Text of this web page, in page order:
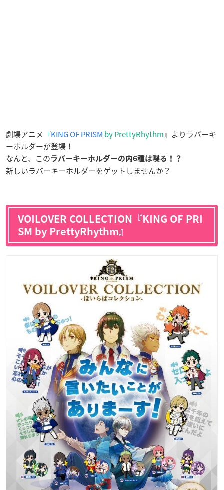
劇場アニメ 『KING OF PRISM by PrettyRhythm』 よりラバーキ
ーホルダーが登場！
なんと、この ラバーキーホルダーの内6種は喋る！？
新しいラバーキーホルダーをゲットしませんか？
VOILOVER COLLECTION『KING OF PRI
SM by PrettyRhythm』